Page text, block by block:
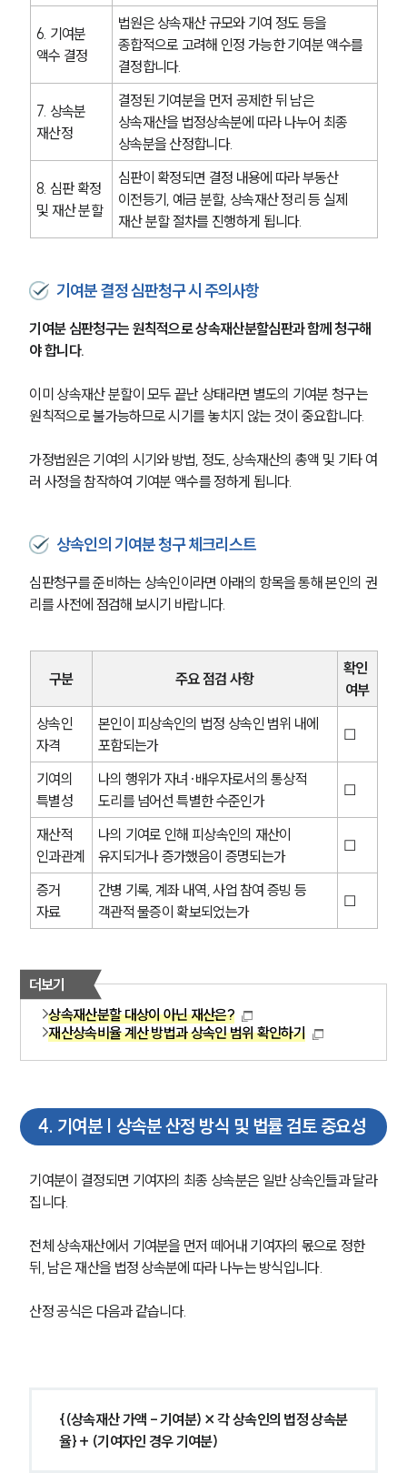
그룹소개
그룹소개
대륜의 강점
오시는 길
통합검색
AI대륜
업무사례
사례분석/최신동향
법률정보
법률지식인
고객후기
전체
상속재산계산기(법정상속분)
6. 기여분
액수 결정
법원은 상속재산 규모와 기여 정도 등을
종합적으로 고려해 인정 가능한 기여분 액수를
결정합니다.
7. 상속분
재산정
결정된 기여분을 먼저 공제한 뒤 남은
상속재산을 법정상속분에 따라 나누어 최종
상속분을 산정합니다.
8. 심판 확정
및 재산 분할
심판이 확정되면 결정 내용에 따라 부동산
이전등기, 예금 분할, 상속재산 정리 등 실제
재산 분할 절차를 진행하게 됩니다.
기여분 결정 심판청구 시 주의사항
기여분 심판청구는 원칙적으로 상속재산분할심판과 함께 청구해
야 합니다.
이미 상속재산 분할이 모두 끝난 상태라면 별도의 기여분 청구는
원칙적으로 불가능하므로 시기를 놓치지 않는 것이 중요합니다.
가정법원은 기여의 시기와 방법, 정도, 상속재산의 총액 및 기타 여
러 사정을 참작하여 기여분 액수를 정하게 됩니다.
상속인의 기여분 청구 체크리스트
심판청구를 준비하는 상속인이라면 아래의 항목을 통해 본인의 권
리를 사전에 점검해 보시기 바랍니다.
구분 주요 점검 사항
확인
여부
상속인
자격
본인이 피상속인의 법정 상속인 범위 내에
포함되는가
☐
기여의
특별성
나의 행위가 자녀·배우자로서의 통상적
도리를 넘어선 특별한 수준인가
☐
재산적
인과관계
나의 기여로 인해 피상속인의 재산이
유지되거나 증가했음이 증명되는가
☐
증거
자료
간병 기록, 계좌 내역, 사업 참여 증빙 등
객관적 물증이 확보되었는가
☐
더보기
상속재산분할 대상이 아닌 재산은?
재산상속비율 계산 방법과 상속인 범위 확인하기
4. 기여분 | 상속분 산정 방식 및 법률 검토 중요성
기여분이 결정되면 기여자의 최종 상속분은 일반 상속인들과 달라
집니다.
전체 상속재산에서 기여분을 먼저 떼어내 기여자의 몫으로 정한
뒤, 남은 재산을 법정 상속분에 따라 나누는 방식입니다.
산정 공식은 다음과 같습니다.
{(상속재산 가액 - 기여분) × 각 상속인의 법정 상속분
율} + (기여자인 경우 기여분)